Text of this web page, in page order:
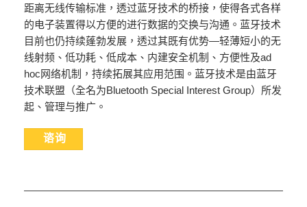
距离无线传输标准，透过蓝牙技术的桥接，使得各式各样
的电子装置得以方便的进行数据的交换与沟通。蓝牙技术
目前也仍持续蓬勃发展，透过其既有优势—轻薄短小的无
线射频、低功耗、低成本、内建安全机制、方便性及ad
hoc网络机制，持续拓展其应用范围。蓝牙技术是由蓝牙
技术联盟（全名为Bluetooth Special Interest Group）所发
起、管理与推广。
谘询